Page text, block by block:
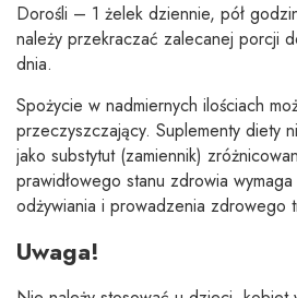
Dorośli – 1 żelek dziennie, pół
należy przekraczać zalecanej porcji
dnia.
Spożycie w nadmiernych ilościach
przeczyszczający. Suplementy diety
jako substytut (zamiennik)
prawidłowego stanu zdrowia
odżywiania i prowadzenia zdrowego
Uwaga!